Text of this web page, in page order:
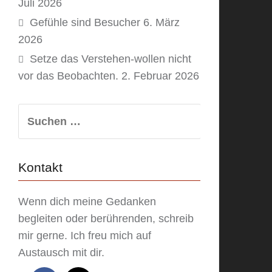
Juli 2026
Gefühle sind Besucher 6. März
2026
Setze das Verstehen-wollen nicht
vor das Beobachten. 2. Februar 2026
nach:
Kontakt
Wenn dich meine Gedanken
begleiten oder berührenden, schreib
mir gerne. Ich freu mich auf
Austausch mit dir.